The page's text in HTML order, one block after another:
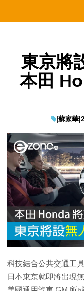
東京將
本田
|蘇家華|
科技結合公共交通工
日本東京就即將出現